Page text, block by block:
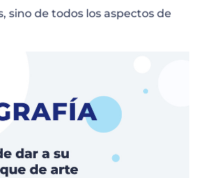
sino de todos los aspectos de